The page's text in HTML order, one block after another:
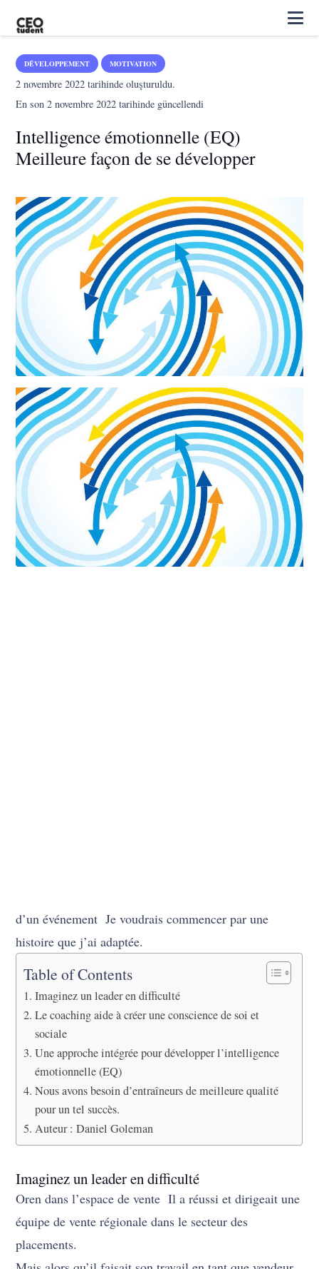
DÉVELOPPEMENT MOTIVATION
2 novembre 2022 tarihinde oluşturuldu.
En son2 novembre 2022 tarihinde güncellendi
Intelligence émotionnelle (EQ)
Meilleure façon de se développer
d’un événement Je voudrais commencer par une
histoire que j’ai adaptée.
Table of Contents
Imaginez un leader en difficulté
Le coaching aide à créer une conscience de soi et
sociale
Une approche intégrée pour développer l’intelligence
émotionnelle (EQ)
Nous avons besoin d’entraîneurs de meilleure qualité
pour un tel succès.
Auteur : Daniel Goleman
Imaginez un leader en difficulté
Oren dans l’espace de vente Il a réussi et dirigeait une
équipe de vente régionale dans le secteur des
placements.